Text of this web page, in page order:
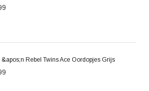
&apos;n Rebel Twins Ace Oordopjes Grijs